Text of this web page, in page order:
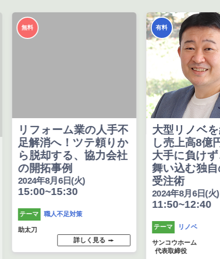
無料
リフォーム業の人手不
足解消へ！ツテ頼りか
ら脱却する、協力会社
の開拓事例
2024年8月6日(火)
15:00~15:30
テーマ 職人不足対策
助太刀
詳しく見る
有料
大型リノベ
し売上高8億
大手に負け
舞い込む独
受注術
2024年8月6日(火)
11:50~12:40
テーマ リノベ
サンコウホーム
代表取締役